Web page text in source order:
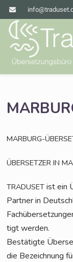
MARBURG-
ÜBERSETZER IN
TRADUSET ist ein
Part­ner in
tigt werden.
Bestä­tig­te
die Bezeich­nung